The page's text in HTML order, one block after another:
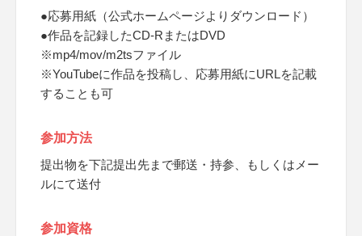
●応募用紙（公式ホームページよりダウンロード）
●作品を記録したCD-RまたはDVD
※mp4/mov/m2tsファイル
※YouTubeに作品を投稿し、応募用紙にURLを記載
することも可
参加方法
提出物を下記提出先まで郵送・持参、もしくはメー
ルにて送付
参加資格